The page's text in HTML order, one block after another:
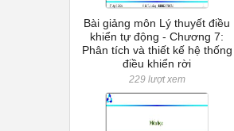
Bài giảng môn Lý thuyết điều
khiển tự động - Chương 7:
Phân tích và thiết kế hệ thống
điều khiển rời
229 lượt xem